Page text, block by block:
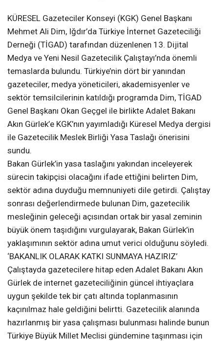
KÜRESEL Gazeteciler Konseyi (KGK) Genel Başkanı
Mehmet Ali Dim, Iğdır’da Türkiye İnternet Gazeteciliği
Derneği (TİGAD) tarafından düzenlenen 13. Dijital
Medya ve Yeni Nesil Gazetecilik Çalıştayı’nda önemli
temaslarda bulundu. Türkiye’nin dört bir yanından
gazeteciler, medya yöneticileri, akademisyenler ve
sektör temsilcilerinin katıldığı programda Dim, TİGAD
Genel Başkanı Okan Geçgel ile birlikte Adalet Bakanı
Akın Gürlek’e KGK’nın yayımladığı Küresel Medya dergisi
ile Gazetecilik Meslek Birliği Yasa Taslağı önerisini
sundu.
Bakan Gürlek’in yasa taslağını yakından inceleyerek
sürecin takipçisi olacağını ifade ettiğini belirten Dim,
sektör adına duyduğu memnuniyeti dile getirdi. Çalıştay
sonrası değerlendirmede bulunan Dim, gazetecilik
mesleğinin geleceği açısından ortak bir yasal zeminin
büyük önem taşıdığını vurgulayarak, Bakan Gürlek’in
yaklaşımının sektör adına umut verici olduğunu söyledi.
‘BAKANLIK OLARAK KATKI SUNMAYA HAZIRIZ’
Çalıştayda gazetecilere hitap eden Adalet Bakanı Akın
Gürlek de internet gazeteciliğinin güncel ihtiyaçlara
uygun şekilde tek bir çatı altında toplanmasının
kaçınılmaz hale geldiğini belirtti. Gazetecilik alanında
hazırlanmış bir yasa çalışması bulunması halinde bunun
Türkiye Büyük Millet Meclisi gündemine taşınması için